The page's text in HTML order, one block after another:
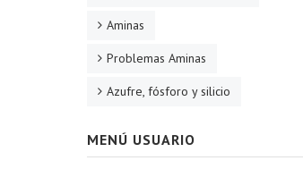
Aminas
Problemas Aminas
Azufre, fósforo y silicio
MENÚ USUARIO